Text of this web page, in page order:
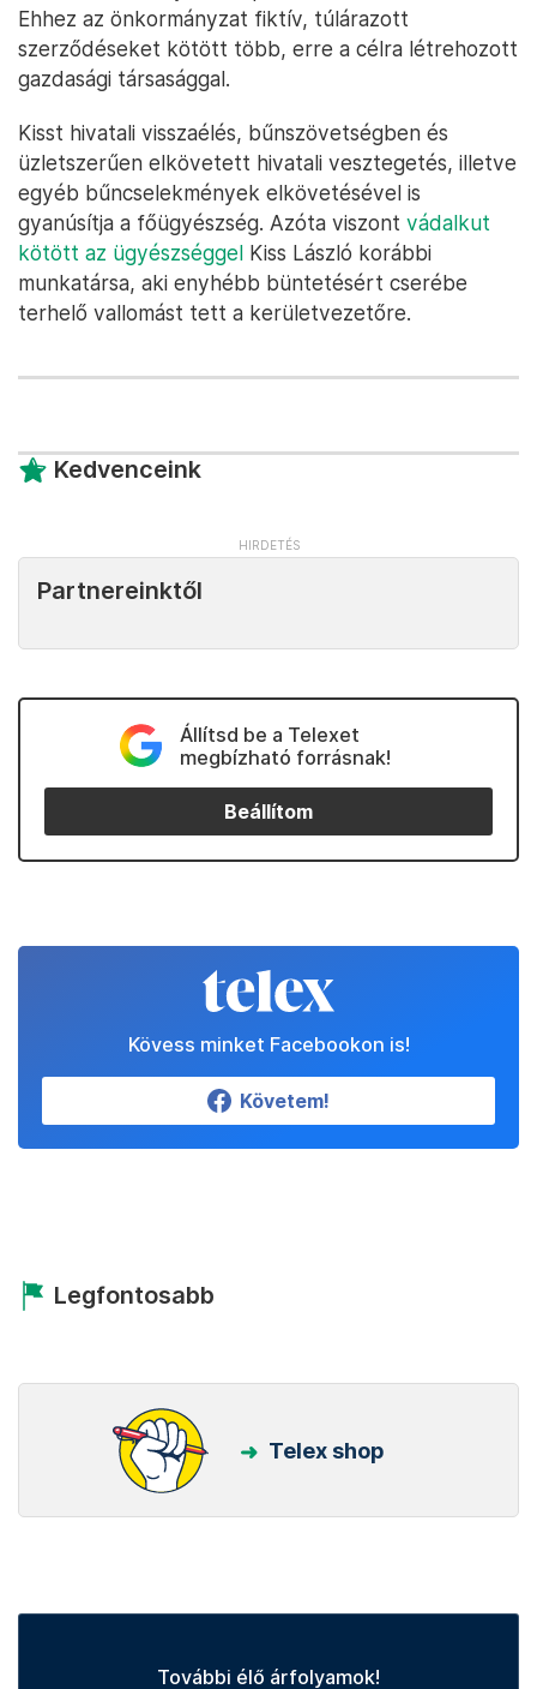
Ehhez az önkormányzat fiktív, túlárazott
szerződéseket kötött több, erre a célra létrehozott
gazdasági társasággal.
Kisst hivatali visszaélés, bűnszövetségben és
üzletszerűen elkövetett hivatali vesztegetés, illetve
egyéb bűncselekmények elkövetésével is
gyanúsítja a főügyészség. Azóta viszont vádalkut
kötött az ügyészséggel Kiss László korábbi
munkatársa, aki enyhébb büntetésért cserébe
terhelő vallomást tett a kerületvezetőre.
Kedvenceink
Partnereinktől
Állítsd be a Telexet
megbízható forrásnak!
Beállítom
Kövess minket Facebookon is!
Követem!
Legfontosabb
Telex shop
További élő árfolyamok!